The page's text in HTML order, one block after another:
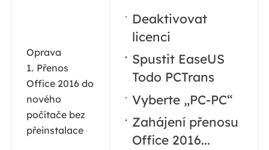
Oprava
1. Přenos
Office 2016 do
nového
počítače bez
přeinstalace
Deaktivovat
licenci
Spustit EaseUS
Todo PCTrans
Vyberte „PC-PC“
Zahájení přenosu
Office 2016...